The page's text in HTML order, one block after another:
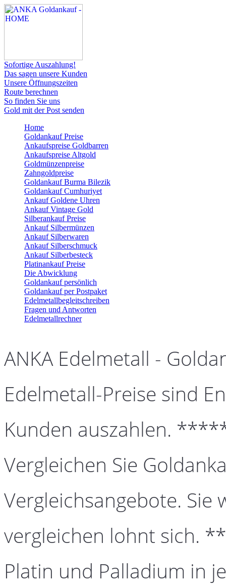
Sofortige Auszahlung!
Das sagen unsere Kunden
Unsere Öffnungszeiten
Route berechnen
So finden Sie uns
Gold mit der Post senden
Home
Goldankauf Preise
Ankaufspreise Goldbarren
Ankaufspreise Altgold
Goldmünzenpreise
Zahngoldpreise
Goldankauf Burma Bilezik
Goldankauf Cumhuriyet
Ankauf Goldene Uhren
Ankauf Vintage Gold
Silberankauf Preise
Ankauf Silbermünzen
Ankauf Silberwaren
Ankauf Silberschmuck
Ankauf Silberbesteck
Platinankauf Preise
Die Abwicklung
Goldankauf persönlich
Goldankauf per Postpaket
Edelmetallbegleitschreiben
Fragen und Antworten
Edelmetallrechner
ANKA Edelmetall -
Edelmetall-Preise sind
Kunden auszahlen.
Vergleichen Sie
Vergleichsangebote. Sie
vergleichen lohnt sich.
Platin und Palladium in